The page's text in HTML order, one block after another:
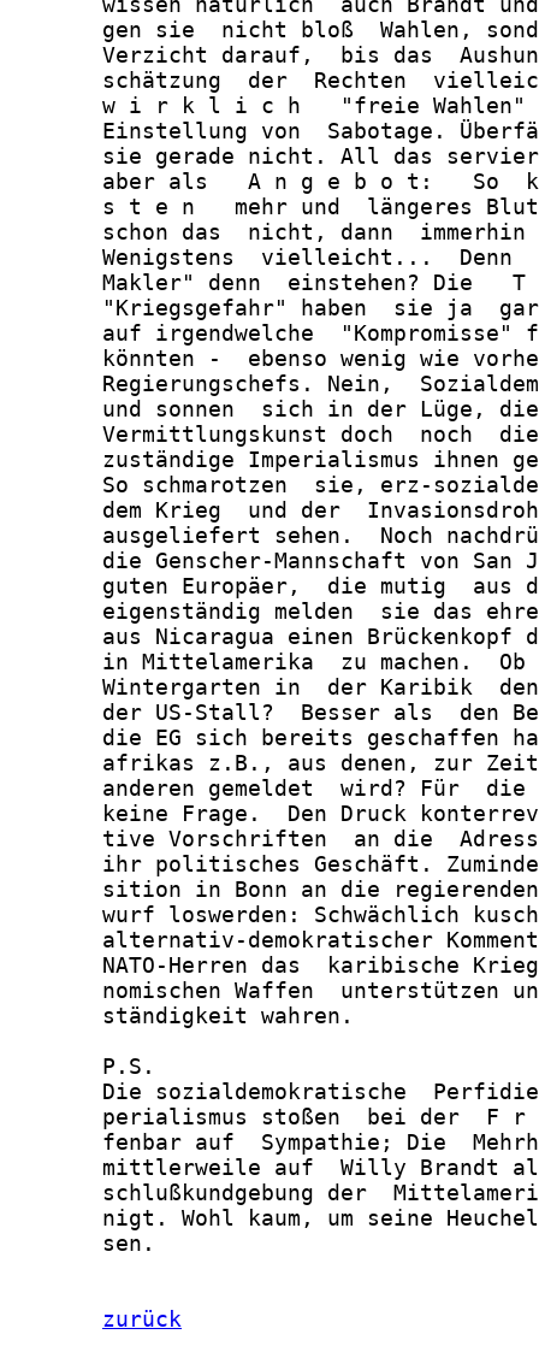
gen sie  nicht bloß  Wahlen,
Verzicht darauf,  bis das
schätzung  der  Rechten
w i r k l i c h   "freie
Einstellung von  Sabotage.
sie gerade nicht. All das
aber als   A n g e b o t:   So
s t e n   mehr und  längeres
schon das  nicht, dann
Wenigstens  vielleicht...  Denn
Makler" denn  einstehen? Die
"Kriegsgefahr" haben  sie ja
auf irgendwelche  "Kompromisse"
könnten -  ebenso wenig wie
Regierungschefs. Nein,
und sonnen  sich in der Lüge,
Vermittlungskunst doch  noch
zuständige Imperialismus ihnen
So schmarotzen  sie, erz-
dem Krieg  und der
ausgeliefert sehen.  Noch
die Genscher-Mannschaft von San
guten Europäer,  die mutig  aus
eigenständig melden  sie das
aus Nicaragua einen Brückenkopf
in Mittelamerika  zu machen.
Wintergarten in  der Karibik
der US-Stall?  Besser als  den
die EG sich bereits geschaffen
afrikas z.B., aus denen, zur
anderen gemeldet  wird? Für
keine Frage.  Den Druck
tive Vorschriften  an die
ihr politisches Geschäft.
sition in Bonn an die
wurf loswerden: Schwächlich
alternativ-demokratischer
NATO-Herren das  karibische
nomischen Waffen  unterstützen
       ständigkeit wahren.
       P.S.
Die sozialdemokratische
perialismus stoßen  bei der  F
fenbar auf  Sympathie; Die
mittlerweile auf  Willy Brandt
schlußkundgebung der
nigt. Wohl kaum, um seine
       sen.
zurück